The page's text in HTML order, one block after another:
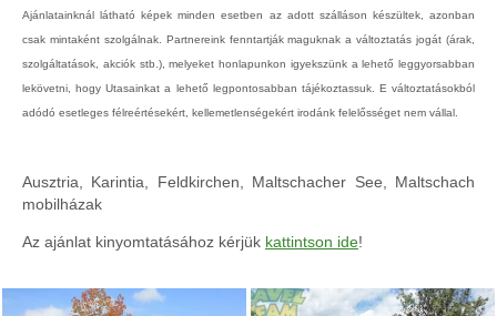
Ajánlatainknál látható képek minden esetben az adott szálláson készültek, azonban
csak mintaként szolgálnak. Partnereink fenntartják maguknak a változtatás jogát (árak,
szolgáltatások, akciók stb.), melyeket honlapunkon igyekszünk a lehető leggyorsabban
lekövetni, hogy Utasainkat a lehető legpontosabban tájékoztassuk. E változtatásokból
adódó esetleges félreértésekért, kellemetlenségekért irodánk felelősséget nem vállal.
Ausztria, Karintia, Feldkirchen, Maltschacher See, Maltschach
mobilházak
Az ajánlat kinyomtatásához kérjük kattintson ide!